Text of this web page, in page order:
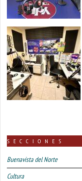
SECCIONES
Buenavista del Norte
Cultura